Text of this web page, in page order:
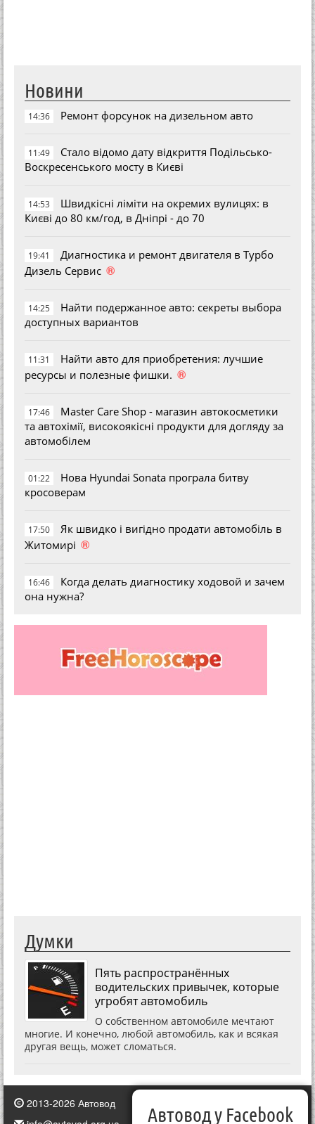
Новини
14:36 Ремонт форсунок на дизельном авто
11:49
Стало відомо дату відкриття Подільсько-
Воскресенського мосту в Києві
14:53
Швидкісні ліміти на окремих вулицях: в
Києві до 80 км/год, в Дніпрі - до 70
19:41
Диагностика и ремонт двигателя в Турбо
Дизель Сервис ®
14:25
Найти подержанное авто: секреты выбора
доступных вариантов
11:31
Найти авто для приобретения: лучшие
ресурсы и полезные фишки. ®
17:46
Master Care Shop - магазин автокосметики
та автохімії, високоякісні продукти для догляду за
автомобілем
01:22
Нова Hyundai Sonata програла битву
кросоверам
17:50
Як швидко і вигідно продати автомобіль в
Житомирі ®
16:46
Когда делать диагностику ходовой и зачем
она нужна?
Думки
Пять распространённых
водительских привычек, которые
угробят автомобиль
О собственном автомобиле мечтают
многие. И конечно, любой автомобиль, как и всякая
другая вещь, может сломаться.
2013-2026 Автовод
Автовод у Facebook